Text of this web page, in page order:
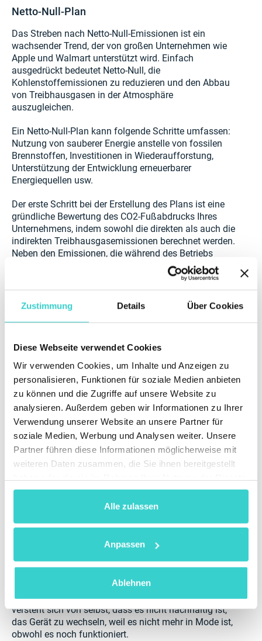
Zustimmung Details Über Cookies
Diese Webseite verwendet Cookies
Wir verwenden Cookies, um Inhalte und Anzeigen zu
personalisieren, Funktionen für soziale Medien anbieten
zu können und die Zugriffe auf unsere Website zu
analysieren. Außerdem geben wir Informationen zu Ihrer
Verwendung unserer Website an unsere Partner für
soziale Medien, Werbung und Analysen weiter. Unsere
Partner führen diese Informationen möglicherweise mit
weiteren Daten zusammen, die Sie ihnen bereitgestellt
gesammelt haben.
Alle zulassen
Anpassen
Ablehnen
Netto-Null-Plan
Das Streben nach Netto-Null-Emissionen ist ein
wachsender Trend, der von großen Unternehmen wie
Apple und Walmart unterstützt wird. Einfach
ausgedrückt bedeutet Netto-Null, die
Kohlenstoffemissionen zu reduzieren und den Abbau
von Treibhausgasen in der Atmosphäre
auszugleichen.
Ein Netto-Null-Plan kann folgende Schritte umfassen:
Nutzung von sauberer Energie anstelle von fossilen
Brennstoffen, Investitionen in Wiederaufforstung,
Unterstützung der Entwicklung erneuerbarer
Energiequellen usw.
Der erste Schritt bei der Erstellung des Plans ist eine
gründliche Bewertung des CO2-Fußabdrucks Ihres
Unternehmens, indem sowohl die direkten als auch die
indirekten Treibhausgasemissionen berechnet werden.
Neben den Emissionen, die während des Betriebs
entstehen, müssen auch der Energieverbrauch, der
Transport und die Emissionen der Lieferkette
berücksichtigt werden.
Abfallreduzierung, indem sie die Verpackungsmenge
verringern und die Haltbarkeit von verderblichen Waren
optimieren. Gebrauchtgeräteunternehmen können
jedoch nicht weniger Verpackungen verwenden, da
elektronische Waren empfindlich sind.
Nichtsdestotrotz können und sollten Telefon-
Einzelhandelsunternehmen die Abfallmenge, die sie
produzieren, reduzieren. Der beste Weg, dies zu tun,
besteht darin, mit R2-Recyclern zusammenzuarbeiten,
internationalen Standards und gesetzlichen
Slow Fashion
Wie in der Modebranche werden auch im Bereich der
Geräte regelmäßig neue trendige Modelle
Konsumverhalten und produzieren ständig neue
Modelle und leicht unterschiedliche Accessoires. Es
versteht sich von selbst, dass es nicht nachhaltig ist,
das Gerät zu wechseln, weil es nicht mehr in Mode ist,
obwohl es noch funktioniert.